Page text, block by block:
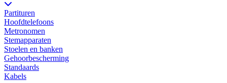
Partituren
Hoofdtelefoons
Metronomen
Stemapparaten
Stoelen en banken
Gehoorbescherming
Standaards
Kabels